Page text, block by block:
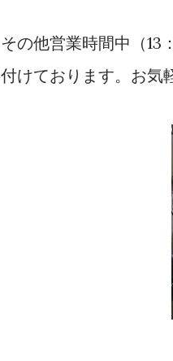
その他営業時間中（13
付けております。お気